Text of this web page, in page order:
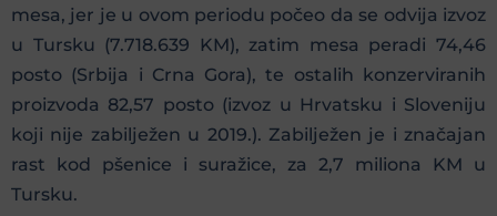
mesa, jer je u ovom periodu počeo da se odvija izvoz
u Tursku (7.718.639 KM), zatim mesa peradi 74,46
posto (Srbija i Crna Gora), te ostalih konzerviranih
proizvoda 82,57 posto (izvoz u Hrvatsku i Sloveniju
koji nije zabilježen u 2019.). Zabilježen je i značajan
rast kod pšenice i suražice, za 2,7 miliona KM u
Tursku.